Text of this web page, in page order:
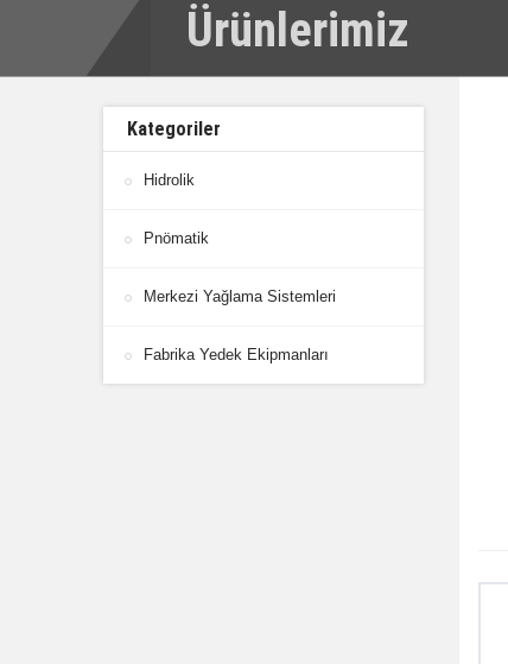
Ürünlerimiz
Kategoriler
Hidrolik
Pnömatik
Merkezi Yağlama Sistemleri
Fabrika Yedek Ekipmanları